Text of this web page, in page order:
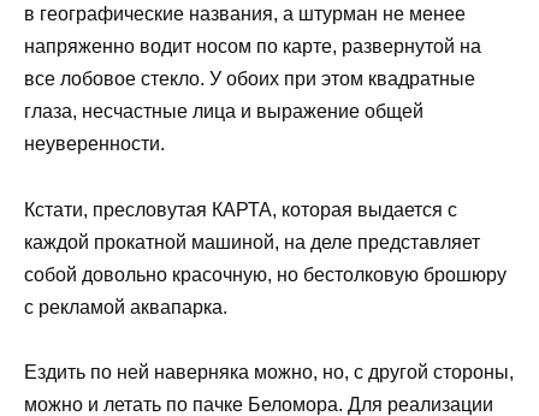
в географические названия, а штурман не менее
напряженно водит носом по карте, развернутой на
все лобовое стекло. У обоих при этом квадратные
глаза, несчастные лица и выражение общей
неуверенности.
Кстати, пресловутая КАРТА, которая выдается с
каждой прокатной машиной, на деле представляет
собой довольно красочную, но бестолковую брошюру
с рекламой аквапарка.
Ездить по ней наверняка можно, но, с другой стороны,
можно и летать по пачке Беломора. Для реализации